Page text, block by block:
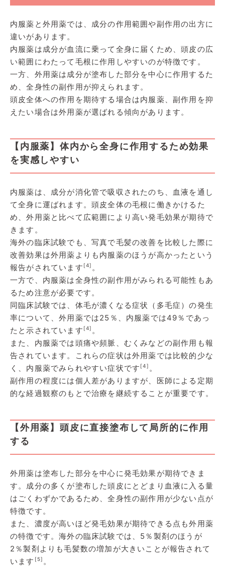
内服薬と外用薬では、成分の作用範囲や副作用の出方に
違いがあります。
内服薬は成分が血流に乗って全身に届くため、頭皮の広
い範囲にわたって毛根に作用しやすいのが特徴です。
一方、外用薬は成分が塗布した部分を中心に作用するた
め、全身性の副作用が抑えられます。
頭皮全体への作用を期待する場合は内服薬、副作用を抑
えたい場合は外用薬が選ばれる傾向があります。
【内服薬】体内から全身に作用するため効果
を実感しやすい
内服薬は、成分が消化管で吸収されたのち、血液を通し
て全身に運ばれます。頭皮全体の毛根に働きかけるた
め、外用薬と比べて広範囲により高い発毛効果が期待で
きます。
海外の臨床試験でも、写真で毛髪の改善を比較した際に
改善効果は外用薬よりも内服薬のほうが高かったという
報告がされています [4] 。
一方で、内服薬は全身性の副作用がみられる可能性もあ
るため注意が必要です。
同臨床試験では、体毛が濃くなる症状（多毛症）の発生
率について、外用薬では25％、内服薬では49％であっ
たと示されています [4] 。
また、内服薬では頭痛や頻脈、むくみなどの副作用も報
告されています。これらの症状は外用薬では比較的少な
く、内服薬でみられやすい症状です [4] 。
副作用の程度には個人差がありますが、医師による定期
的な経過観察のもとで治療を継続することが重要です。
【外用薬】頭皮に直接塗布して局所的に作用
する
外用薬は塗布した部分を中心に発毛効果が期待できま
す。成分の多くが塗布した頭皮にとどまり血液に入る量
はごくわずかであるため、全身性の副作用が少ない点が
特徴です。
また、濃度が高いほど発毛効果が期待できる点も外用薬
の特徴です。海外の臨床試験では、5％製剤のほうが
2％製剤よりも毛髪数の増加が大きいことが報告されて
います [5] 。